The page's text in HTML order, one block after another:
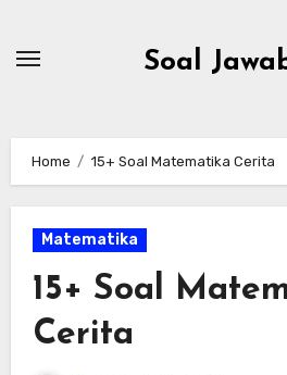
Soal
Home 15+ Soal Matematika Cerita
Matematika
15+ Soal
Cerita